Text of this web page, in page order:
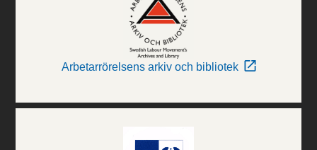
Arbetarrörelsens arkiv och bibliotek